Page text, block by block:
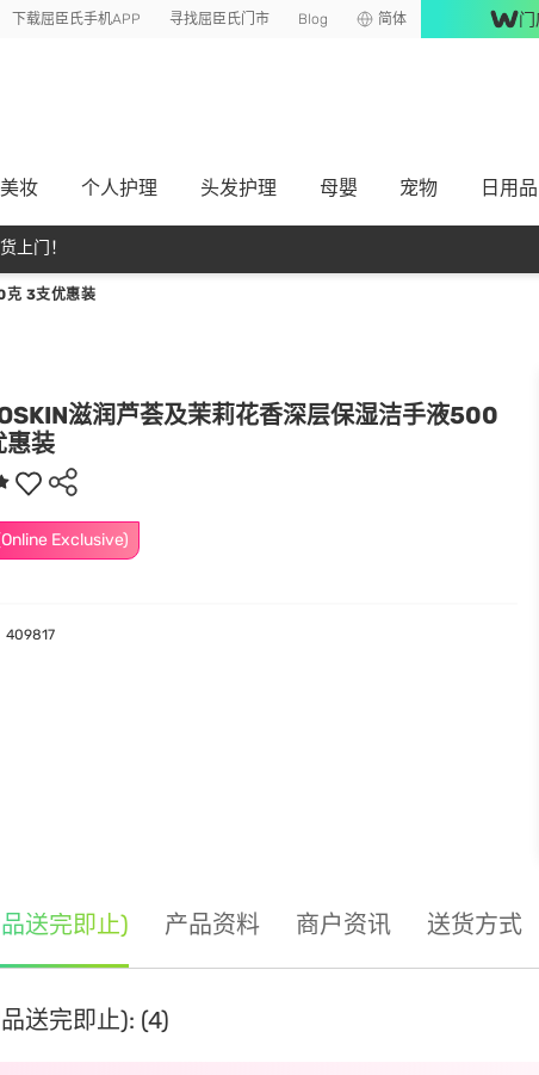
下载屈臣氏手机APP 寻找屈臣氏门市 Blog 简体
美妆 个人护理 头发护理 母嬰 宠物 日用品
上门！
克 3支优惠装
滋润芦荟及茉莉花香深层保湿洁手液500
惠装
Exclusive)
409817
送完即止) 产品资料 商户资讯 送货方式
送完即止): (4)